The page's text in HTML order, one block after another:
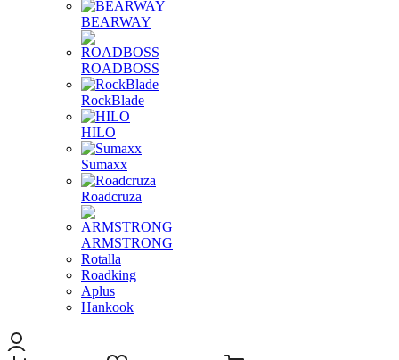
BEARWAY
ROADBOSS
RockBlade
HILO
Sumaxx
Roadcruza
ARMSTRONG
Rotalla
Roadking
Aplus
Hankook